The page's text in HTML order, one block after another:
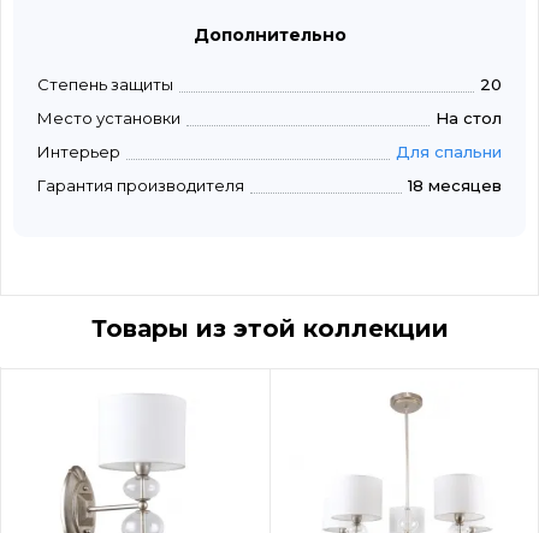
Дополнительно
Степень защиты
20
Место установки
На стол
Интерьер
Для спальни
Гарантия производителя
18 месяцев
Товары из этой коллекции